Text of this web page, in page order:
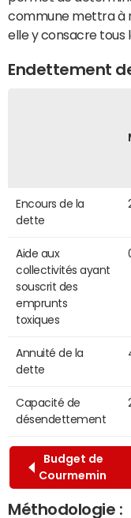
commune mettra à
elle y consacre tous
Endettement
Encours de la
dette
Aide aux
collectivités ayant
souscrit des
emprunts
toxiques
Annuité de la
dette
Capacité de
désendettement
Budget de
Courmemin
Méthodologie :